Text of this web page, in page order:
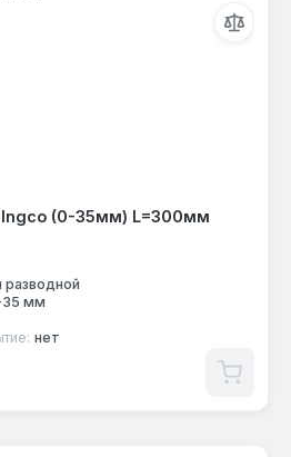
Ingco (0-35мм) L=300мм
разводной
мм
нет